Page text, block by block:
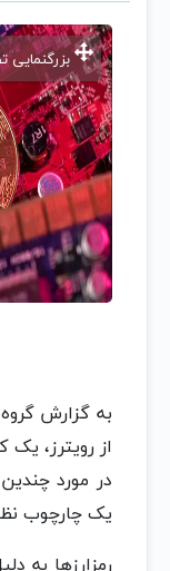
بزرگنمایی
به گزارش
از رویترز،
در مورد
یک چارچوب
رمزارزها به